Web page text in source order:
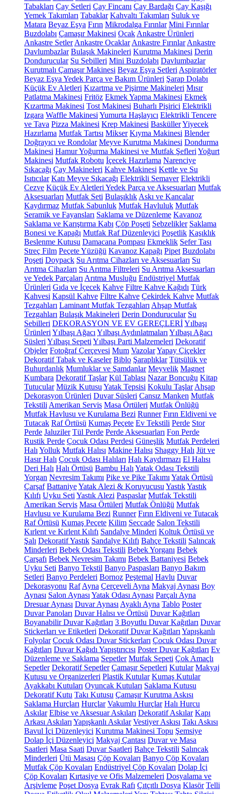
Tabakları Çay Setleri Çay Fincanı Çay Bardağı Çay Kaşığı
Yemek Takımları Tabaklar Kahvaltı Takımları Suluk ve
Matara Beyaz Eşya Fırın Mikrodalga Fırınlar Mini Fırınlar
Buzdolabı Çamaşır Makinesi Ocak Ankastre Ürünleri
Ankastre Setler Ankastre Ocaklar Ankastre Fırınlar Ankastre
Davlumbazlar Bulaşık Makineleri Kurutma Makinesi Derin
Dondurucular Su Sebilleri Mini Buzdolabı Davlumbazlar
Kurutmalı Çamaşır Makinesi Beyaz Eşya Setleri Aspiratörler
Beyaz Eşya Yedek Parça ve Bakım Ürünleri Şarap Dolabı
Küçük Ev Aletleri Kızartma ve Pişirme Makineleri Mısır
Patlatma Makinesi Fritöz Ekmek Yapma Makinesi Ekmek
Kızartma Makinesi Tost Makinesi Buharlı Pişirici Elektrikli
Izgara Waffle Makinesi Yumurta Haşlayıcı Elektrikli Tencere
ve Tava Pizza Makinesi Krep Makinesi BasküllerYiyecek
Hazırlama Mutfak Tartısı Mikser Kıyma Makinesi Blender
Doğrayıcı ve Rondolar Meyve Kurutma Makinesi Dondurma
Makinesi Hamur Yoğurma Makinesi ve Mutfak Şefleri Yoğurt
Makinesi Mutfak Robotu İçecek Hazırlama Narenciye
Sıkacağı Çay Makineleri Kahve Makinesi Kettle ve Su
Isıtıcılar Katı Meyve Sıkacağı Elektrikli Semaver Elektrikli
Cezve Küçük Ev Aletleri Yedek Parça ve Aksesuarları Mutfak
Aksesuarları Mutfak Seti Bulaşıklık Askı ve Kancalar
Kaydırmaz Mutfak Sabunluk Mutfak Havluluk Mutfak
Seramik ve Fayansları Saklama ve Düzenleme Kavanoz
Saklama ve Karıştırma Kabı Çöp Poşeti Sebzelikler Saklama
Bonesi ve Kapağı Mutfak Raf Düzenleyici Poşetlik Kaşıklık
Beslenme Kutusu Damacana Pompası Ekmeklik Sefer Tası
Streç Film Peçete Yüzüğü Kavanoz Kapağı Pipet Buzdolabı
Poşeti Doypack Su Arıtma Cihazları ve Aksesuarları Su
Arıtma Cihazları Su Arıtma Filtreleri Su Arıtma Aksesuarları
ve Yedek Parçaları Arıtma Musluğu Endüstriyel Mutfak
Ürünleri Gıda ve İçecek Kahve Filtre Kahve Kağıdı Türk
Kahvesi Kapsül Kahve Filtre Kahve Çekirdek Kahve Mutfak
Tezgahları Laminant Mutfak Tezgahları Ahşap Mutfak
Tezgahları Bulaşık Makineleri Derin Dondurucular Su
Sebilleri DEKORASYON VE EV GEREÇLERİYılbaşı
Ürünleri Yılbaşı Ağacı Yılbaşı Aydınlatmaları Yılbaşı Ağacı
Süsleri Yılbaşı Sepeti Yılbaşı Parti Malzemeleri Dekoratif
Objeler Fotoğraf Çerçevesi Mum VazolarYapay Çiçekler
Dekoratif Tabak ve Kaseler Biblo Şaraplıklar Tütsülük ve
Buhurdanlık Mumluklar ve Şamdanlar Meyvelik Magnet
Kumbara Dekoratif Taşlar Kül Tablası Nazar Boncuğu Kitap
Tutucular Müzik Kutusu Yatak Tepsisi Kokulu Taşlar Ahşap
Dekorasyon Ürünleri Duvar Süsleri Cansız Manken Mutfak
Tekstili Amerikan Servis Masa Örtüleri Mutfak Önlüğü
Mutfak Havlusu ve Kurulama Bezi Runner Fırın Eldiveni ve
Tutacak Raf Örtüsü Kumaş Peçete Ev Tekstili Perde Stor
Perde Jaluziler Tül Perde Perde Aksesuarları Fon Perde
Rustik Perde Çocuk Odası Perdesi Güneşlik Mutfak Perdeleri
Halı Yolluk Mutfak Halısı Makine Halısı Shaggy Halı Jüt ve
Hasır Halı Çocuk Odası Halıları Halı Kaydırmazı El Halısı
Deri Halı Halı Örtüsü Bambu Halı Yatak Odası Tekstili
Yorgan Nevresim Takımı Pike ve Pike Takımı Yatak Örtüsü
Çarşaf BattaniyeYatak Alezi & Koruyucusu YastıkYastık
Kılıfı Uyku Seti Yastık Alezi Paspaslar Mutfak Tekstili
Amerikan Servis Masa Örtüleri Mutfak Önlüğü Mutfak
Havlusu ve Kurulama Bezi Runner Fırın Eldiveni ve Tutacak
Raf Örtüsü Kumaş Peçete Kilim Seccade Salon Tekstili
Kırlent ve Kırlent Kılıfı Sandalye Minderi Koltuk Örtüsü ve
Şalı Dekoratif Yastık Sandalye Kılıfı Bahçe Tekstili Salıncak
Minderleri Bebek Odası Tekstili Bebek Yorganı Bebek
Çarşafı Bebek Nevresim Takımı Bebek Battaniyesi Bebek
Uyku Seti Banyo Tekstil Banyo Paspasları Banyo Bakım
Setleri Banyo Perdeleri Bornoz Peştemal Havlu Duvar
Dekorasyonu Raf Ayna Çerçeveli Ayna Makyaj Aynası Boy
Aynası Salon Aynası Yatak Odası Aynası Parçalı Ayna
Dresuar Aynası Duvar Aynası Ayaklı Ayna Tablo Poster
Duvar Panoları Duvar Halısı ve Örtüsü Duvar Kağıtları
Boyanabilir Duvar Kağıtları 3 Boyutlu Duvar Kağıtları Duvar
Stickerları ve Etiketleri Dekoratif Duvar Kağıtları Yapışkanlı
Folyolar Çocuk Odası Duvar Stickerları Çocuk Odası Duvar
Kağıtları Duvar Kağıdı Yapıştırıcısı Poster Duvar Kağıtları Ev
Düzenleme ve Saklama Sepetler Mutfak Sepeti Çok Amaçlı
Sepetler Dekoratif Sepetler Çamaşır Sepetleri Kutular Makyaj
Kutusu ve Organizerleri Plastik Kutular Kumaş Kutular
Ayakkabı Kutuları Oyuncak Kutuları Saklama Kutusu
Dekoratif Kutu Takı Kutusu Çamaşır Kurutma Askısı
Saklama Hurçları Hurçlar Vakumlu Hurçlar Halı Hurcu
Askılar Elbise ve Aksesuar Askıları Dekoratif Askılar Kapı
Arkası Askıları Yapışkanlı Askılar Vestiyer Askısı Takı Askısı
Bavul İçi Düzenleyici Kurutma Makinesi Topu Şemsiye
Dolap İçi Düzenleyici Makyaj Çantası Duvar ve Masa
Saatleri Masa Saati Duvar Saatleri Bahçe Tekstili Salıncak
Minderleri Ütü Masası Çöp Kovaları Banyo Çöp Kovaları
Mutfak Çöp Kovaları Endüstriyel Çöp Kovaları Dolap İçi
Çöp Kovaları Kırtasiye ve Ofis Malzemeleri Dosyalama ve
Arşivleme Poşet Dosya Evrak Rafı Çıtçıtlı Dosya Klasör Telli